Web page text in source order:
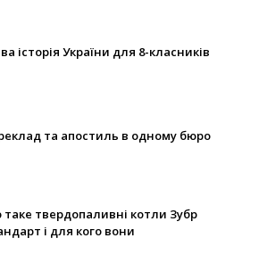
історія України для 8-класників
та апостиль в одному бюро
твердопаливні котли Зубр
і для кого вони